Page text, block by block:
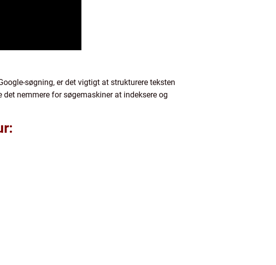
søgning, er det vigtigt at strukturere teksten
nemmere for søgemaskiner at indeksere og